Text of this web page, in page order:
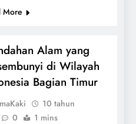
More
Alam yang
di Wilayah
Bagian Timur
10 tahun
0 1 mins